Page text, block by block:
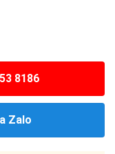
8186
Zalo